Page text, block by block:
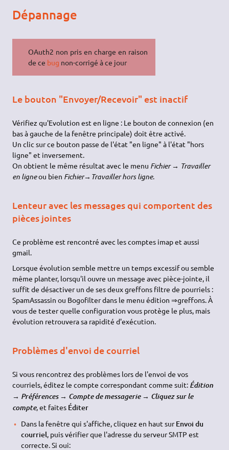
Dépannage
OAuth2 non pris en charge en raison
de ce bug non-corrigé à ce jour
Le bouton "Envoyer/Recevoir" est inactif
Vérifiez qu'Evolution est en ligne : Le bouton de connexion (en
bas à gauche de la fenêtre principale) doit être activé.
Un clic sur ce bouton passe de l'état "en ligne" à l'état "hors
ligne" et inversement.
On obtient le même résultat avec le menu Fichier → Travailler
en ligneou bien Fichier→Travailler hors ligne.
Lenteur avec les messages qui comportent des
pièces jointes
Ce problème est rencontré avec les comptes imap et aussi
gmail.
Lorsque évolution semble mettre un temps excessif ou semble
même planter, lorsqu'il ouvre un message avec pièce-jointe, il
suffit de désactiver un de ses deux greffons filtre de pourriels :
SpamAssassin ou Bogofilter dans le menu édition ⇒greffons. À
vous de tester quelle configuration vous protège le plus, mais
évolution retrouvera sa rapidité d'exécution.
Problèmes d'envoi de courriel
Si vous rencontrez des problèmes lors de l'envoi de vos
courriels, éditez le compte correspondant comme suit: Édition
→ Préférences → Compte de messagerie → Cliquez sur le
compte, et faites Éditer
Dans la fenêtre qui s'affiche, cliquez en haut surEnvoi du
courriel, puis vérifier que l'adresse du serveur SMTP est
correcte. Si oui: